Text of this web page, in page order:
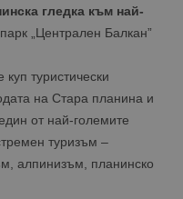
гледка към най-
„Централен Балкан”
туристически
на Стара планина и
от най-големите
туризъм –
алпинизъм, планинско